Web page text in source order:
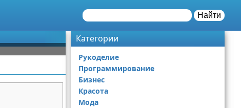
Найти
Категории
Рукоделие
Программирование
Бизнес
Красота
Мода